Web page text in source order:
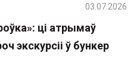
ці атрымаў
экскурсіі ў бункер
03.07.2026